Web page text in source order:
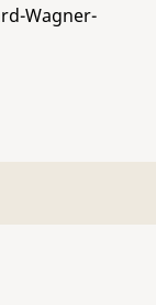
Wagner-